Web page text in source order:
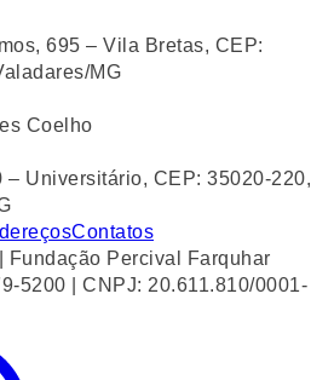
695 – Vila Bretas, CEP:
MG
Coelho
– Universitário, CEP: 35020-220,
Contatos
Percival Farquhar
5200 | CNPJ: 20.611.810/0001-